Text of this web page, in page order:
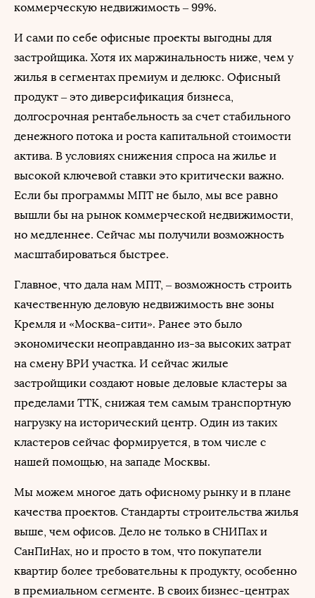
коммерческую недвижимость – 99%.
И сами по себе офисные проекты выгодны для
застройщика. Хотя их маржинальность ниже, чем у
жилья в сегментах премиум и делюкс. Офисный
продукт – это диверсификация бизнеса,
долгосрочная рентабельность за счет стабильного
денежного потока и роста капитальной стоимости
актива. В условиях снижения спроса на жилье и
высокой ключевой ставки это критически важно.
Если бы программы МПТ не было, мы все равно
вышли бы на рынок коммерческой недвижимости,
но медленнее. Сейчас мы получили возможность
масштабироваться быстрее.
Главное, что дала нам МПТ, – возможность строить
качественную деловую недвижимость вне зоны
Кремля и «Москва-сити». Ранее это было
экономически неоправданно из-за высоких затрат
на смену ВРИ участка. И сейчас жилые
застройщики создают новые деловые кластеры за
пределами ТТК, снижая тем самым транспортную
нагрузку на исторический центр. Один из таких
кластеров сейчас формируется, в том числе с
нашей помощью, на западе Москвы.
Мы можем многое дать офисному рынку и в плане
качества проектов. Стандарты строительства жилья
выше, чем офисов. Дело не только в СНИПах и
СанПиНах, но и просто в том, что покупатели
квартир более требовательны к продукту, особенно
в премиальном сегменте. В своих бизнес-центрах